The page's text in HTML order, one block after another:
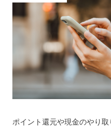
ポイント還元や現金のやり